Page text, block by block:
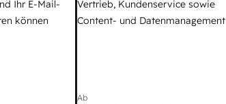
Ihr E-Mail-
können
Vertrieb, Kundenservice sowie
Content- und Datenmanagement
Ab